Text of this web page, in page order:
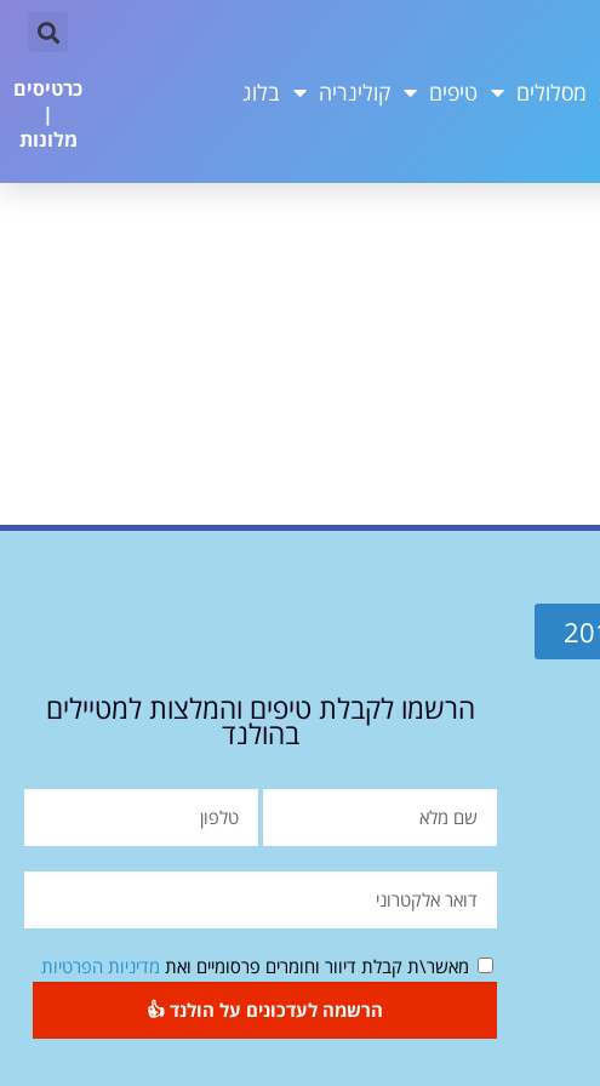
מסלולים טיפים קולינריה בלוג
כרטיסים
|
מלונות
הרשמו לקבלת טיפים והמלצות למטיילים
בהולנד
מאשר\ת קבלת דיוור וחומרים פרסומיים ואת מדיניות הפרטיות
הרשמה לעדכונים על הולנד 👍